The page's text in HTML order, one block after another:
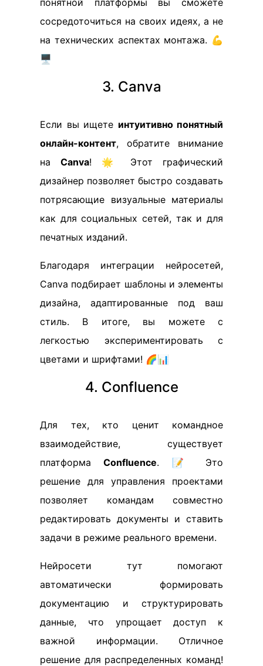
сосредоточиться на своих идеях, а не
на технических аспектах монтажа. 💪
🖥️
3. Canva
Если вы ищете интуитивно понятный
онлайн-контент, обратите внимание
на Canva! 🌟 Этот графический
дизайнер позволяет быстро создавать
потрясающие визуальные материалы
как для социальных сетей, так и для
печатных изданий.
Благодаря интеграции нейросетей,
Canva подбирает шаблоны и элементы
дизайна, адаптированные под ваш
стиль. В итоге, вы можете с
легкостью экспериментировать с
цветами и шрифтами! 🌈📊
4. Confluence
Для тех, кто ценит командное
взаимодействие, существует
платформаConfluence. 📝 Это
решение для управления проектами
позволяет командам совместно
редактировать документы и ставить
задачи в режиме реального времени.
Нейросети тут помогают
автоматически формировать
документацию и структурировать
данные, что упрощает доступ к
важной информации. Отличное
решение для распределенных команд!